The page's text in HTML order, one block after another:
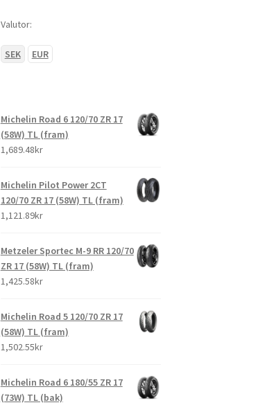
Valutor:
SEK EUR
Michelin Road 6 120/70 ZR 17
(58W) TL (fram)
1,689.48kr
Michelin Pilot Power 2CT
120/70 ZR 17 (58W) TL (fram)
1,121.89kr
Metzeler Sportec M-9 RR 120/70
ZR 17 (58W) TL (fram)
1,425.58kr
Michelin Road 5 120/70 ZR 17
(58W) TL (fram)
1,502.55kr
Michelin Road 6 180/55 ZR 17
(73W) TL (bak)